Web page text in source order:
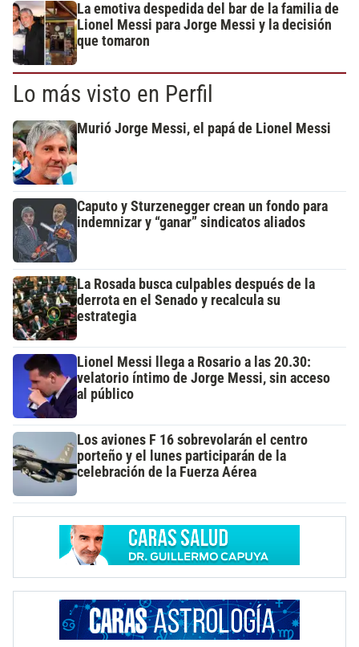
La emotiva despedida del bar de la familia de
Lionel Messi para Jorge Messi y la decisión
que tomaron
Lo más visto en Perfil
Murió Jorge Messi, el papá de Lionel Messi
Caputo y Sturzenegger crean un fondo para
indemnizar y “ganar” sindicatos aliados
La Rosada busca culpables después de la
derrota en el Senado y recalcula su
estrategia
Lionel Messi llega a Rosario a las 20.30:
velatorio íntimo de Jorge Messi, sin acceso
al público
Los aviones F 16 sobrevolarán el centro
porteño y el lunes participarán de la
celebración de la Fuerza Aérea